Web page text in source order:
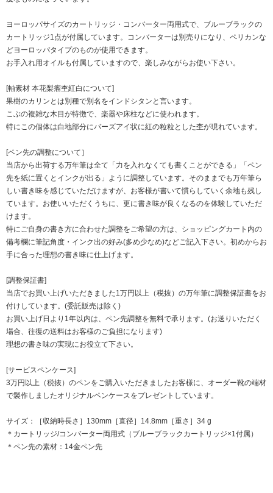
ヨーロッパサイズのカートリッジ・コンバーター両用式で、ブルーブラックの
カートリッジ1点が付属しています。コンバーターは別売りになり、ペリカンな
どヨーロッパタイプのものが使用できます。
お手入れ用オイルも付属していますので、楽しみながらお使い下さい。
[軸素材 本花梨瘤杢紅白について]
果樹のカリンとは別種で別名をインドシタンと言います。
こぶの複雑な木目が特徴で、楽器や床柱などに使われます。
特にこの個体は白地部分にバーズアイ状に紅の粒粒とした杢が現れています。
[ペン先の調整について］
当店から出荷する万年筆は全て「力を入れなくても書くことができる」「ペン
先を紙に置くとインクが出る」ように調整しています。そのままでも万年筆ら
しい書き味を感じていただけますが、お客様が書いて慣らしていく余地も残し
ています。お使いいただくうちに、更に書き味が良くなるのを体験していただ
けます。
特にご自身の書き方に合わせた調整をご希望の方は、ショッピングカート内の
備考欄に筆記角度・インク出の好み(多め少なめ)などご記入下さい。初めからお
手に合った理想の書き味に仕上げます。
[調整保証書]
当店でお買い上げいただきました1万円以上（税抜）の万年筆に調整保証書をお
付けしています。(委託販売は除く)
お買い上げ日より1年以内は、ペン先調整を無料で承ります。(お送りいただく
場合、往復の送料はお客様のご負担になります)
理想の書き味の実現にお役立て下さい。
[サービスペンケース]
3万円以上（税抜）のペンをご購入いただきましたお客様に、オーダー靴の端材
で製作しましたオリジナルペンケースをプレゼントしています。
サイズ：［収納時長さ］130mm［直径］14.8mm［重さ］34 g
＊カートリッジ/コンバーター両用式（ブルーブラックカートリッジ×1付属）
＊ペン先の素材：14金ペン先